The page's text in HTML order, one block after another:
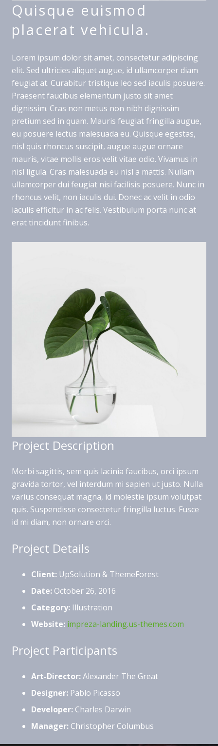
Quisque euismod
placerat vehicula.
Lorem ipsum dolor sit amet, consectetur adipiscing
elit. Sed ultricies aliquet augue, id ullamcorper diam
feugiat at. Curabitur tristique leo sed iaculis posuere.
Praesent faucibus elementum justo sit amet
dignissim. Cras non metus non nibh dignissim
pretium sed in quam. Mauris feugiat fringilla augue,
eu posuere lectus malesuada eu. Quisque egestas,
nisl quis rhoncus suscipit, augue augue ornare
mauris, vitae mollis eros velit vitae odio. Vivamus in
nisl ligula. Cras malesuada eu nisl a mattis. Nullam
ullamcorper dui feugiat nisi facilisis posuere. Nunc in
rhoncus velit, non iaculis dui. Donec ac velit in odio
iaculis efficitur in ac felis. Vestibulum porta nunc at
erat tincidunt finibus.
Project Description
Morbi sagittis, sem quis lacinia faucibus, orci ipsum
gravida tortor, vel interdum mi sapien ut justo. Nulla
varius consequat magna, id molestie ipsum volutpat
quis. Suspendisse consectetur fringilla luctus. Fusce
id mi diam, non ornare orci.
Project Details
Client: UpSolution & ThemeForest
Date: October 26, 2016
Category: Illustration
Website: impreza-landing.us-themes.com
Project Participants
Art-Director:Alexander The Great
Designer: Pablo Picasso
Developer: Charles Darwin
Manager: Christopher Columbus